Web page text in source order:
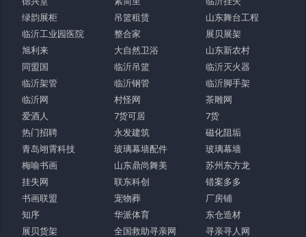
绿韵展柜
吊篮租赁
山东舞台工程
临沂工业园医院
整合家
展贝展架
旭利来
大自然卫浴
山东新农村
同盟国
临沂吊篮
临沂灭火器
临沂架管
临沂钢管
临沂脚手架
临沂网
村怪网
茶雕网
爱酒人
7货可居
7货
热门招聘
永发建筑
磁化阻垢
青岛翊霄科技
玻璃幕墙配件
玻璃幕墙
梅喻书画
山东鼎尚舞美
苏州东方龙
挂失网
联东科创
错案多多
书画联盟
宠物葬
厂房铺
知序
华派体育
东仓造材
展贝货架
全国救助寻亲网
寻亲寻人网